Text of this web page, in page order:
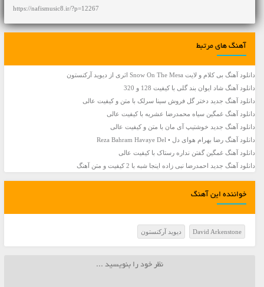
https://nafismusic8.ir/?p=12267
آهنگ های مرتبط
دانلود آهنگ بی کلام و لایت Snow On The Mesa اثری از دیوید آرکنستون
دانلود آهنگ شاد ایوان بند گلی با کیفیت 128 و 320
دانلود آهنگ جديد دختر گل فروش سینا سرلک با متن و کیفیت عالی
دانلود آهنگ غمگین سیاه محمدرضا عشریه با کیفیت عالی
دانلود آهنگ جديد خوشتیپ آی مان با متن و کیفیت عالی
دانلود آهنگ رضا بهرام هوای دل • Reza Bahram Havaye Del
دانلود آهنگ غمگین گفتن نداره رستاک با کیفیت عالی
دانلود آهنگ جديد احمدرضا نبی زاده اینجا شبه با 2 کیفیت و متن آهنگ
خواننده این آهنگ
David Arkenstone دیوید آرکنستون